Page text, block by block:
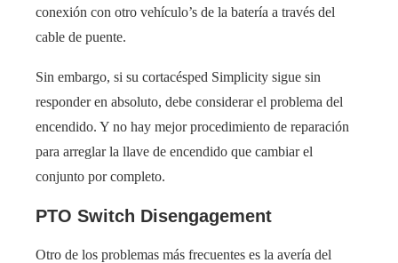
conexión con otro vehículo’s de la batería a través del
cable de puente.
Sin embargo, si su cortacésped Simplicity sigue sin
responder en absoluto, debe considerar el problema del
encendido. Y no hay mejor procedimiento de reparación
para arreglar la llave de encendido que cambiar el
conjunto por completo.
PTO Switch Disengagement
Otro de los problemas más frecuentes es la avería del